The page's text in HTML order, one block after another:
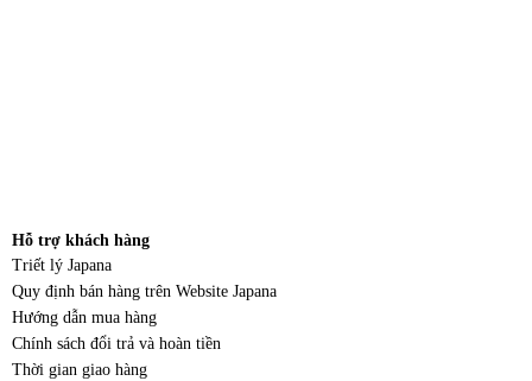
Hỗ trợ khách hàng
Triết lý Japana
Quy định bán hàng trên Website Japana
Hướng dẫn mua hàng
Chính sách đổi trả và hoàn tiền
Thời gian giao hàng